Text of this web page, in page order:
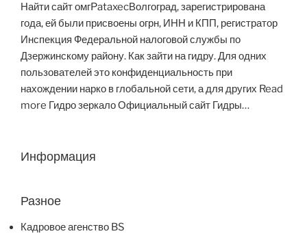
Найти сайт омгPataxecВолгоград, зарегистрирована
года, ей были присвоены огрн, ИНН и КПП, регистратор
Инспекция Федеральной налоговой службы по
Дзержинскому району. Как зайти на гидру. Для одних
пользователей это конфиденциальность при
нахождении нарко в глобальной сети, а для других Read
more Гидро зеркало Официальный сайт Гидры…
Информация
Разное
Кадровое агенство BS